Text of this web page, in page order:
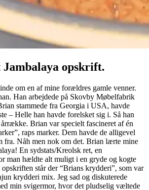
opskrift.
om en af mine forældres gamle venner.
Han arbejdede på Skovby Møbelfabrik
stammede fra Georgia i USA, havde
– Helle han havde forelsket sig i. Så han
Brian var specielt fascineret af én
raps marker. Dem havde de alligevel
fra. Nåh men nok om det. Brian lærte mine
En sydstats/Kreolsk ret, en
man hældte alt muligt i en gryde og kogte
står der “Brians krydderi”, som var
krydderi mix. Jeg sad og diskuterede
min svigermor, hvor det pludselig væltede